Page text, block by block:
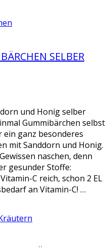
SELBER
und Honig selber
Gummibärchen selbst
ein ganz besonderes
mit Sanddorn und Honig.
naschen, denn
gesunder Stoffe:
C reich, schon 2 EL
an Vitamin-C! …